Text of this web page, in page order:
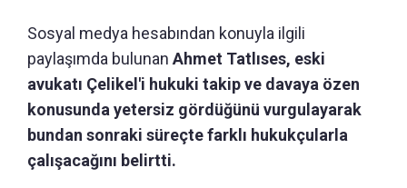
Sosyal medya hesabından konuyla ilgili
paylaşımda bulunan Ahmet Tatlıses, eski
avukatı Çelikel'i hukuki takip ve davaya özen
konusunda yetersiz gördüğünü vurgulayarak
bundan sonraki süreçte farklı hukukçularla
çalışacağını belirtti.